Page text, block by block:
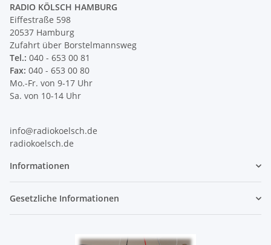
RADIO KÖLSCH HAMBURG
Eiffestraße 598
20537 Hamburg
Zufahrt über Borstelmannsweg
Tel.: 040 - 653 00 81
Fax: 040 - 653 00 80
Mo.-Fr. von 9-17 Uhr
Sa. von 10-14 Uhr
info@radiokoelsch.de
radiokoelsch.de
Informationen
Gesetzliche Informationen